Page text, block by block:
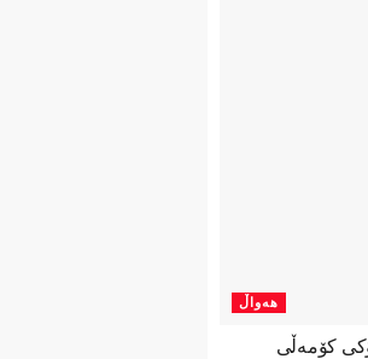
هەواڵ
کۆمەڵی